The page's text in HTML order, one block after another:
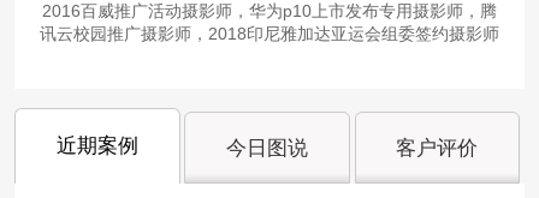
2016百威推广活动摄影师，华为p10上市发布专用摄影师，腾
讯云校园推广摄影师，2018印尼雅加达亚运会组委签约摄影师
近期案例 今日图说 客户评价